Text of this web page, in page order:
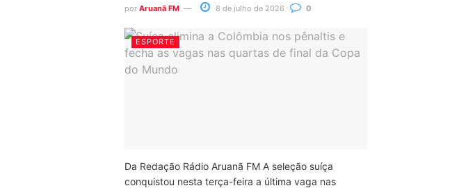
por Aruanã FM 8 de julho de 2026 0
ESPORTE
Da Redação Rádio Aruanã FM A seleção suíça
conquistou nesta terça-feira a última vaga nas